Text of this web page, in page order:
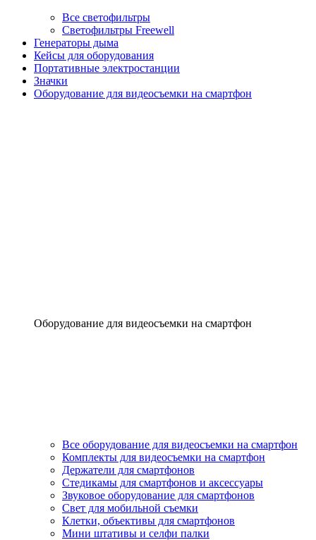
Все светофильтры
Светофильтры Freewell
Генераторы дыма
Кейсы для оборудования
Портативные электростанции
Значки
Оборудование для видеосъемки на смартфон
Оборудование для видеосъемки на смартфон
Все оборудование для видеосъемки на смартфон
Комплекты для видеосъемки на смартфон
Держатели для смартфонов
Стедикамы для смартфонов и аксессуары
Звуковое оборудование для смартфонов
Свет для мобильной съемки
Клетки, объективы для смартфонов
Мини штативы и селфи палки